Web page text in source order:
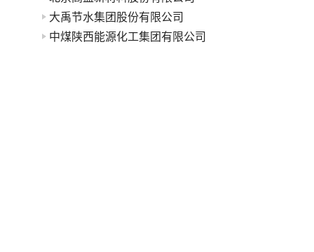
大禹节水集团股份有限公司
中煤陕西能源化工集团有限公司